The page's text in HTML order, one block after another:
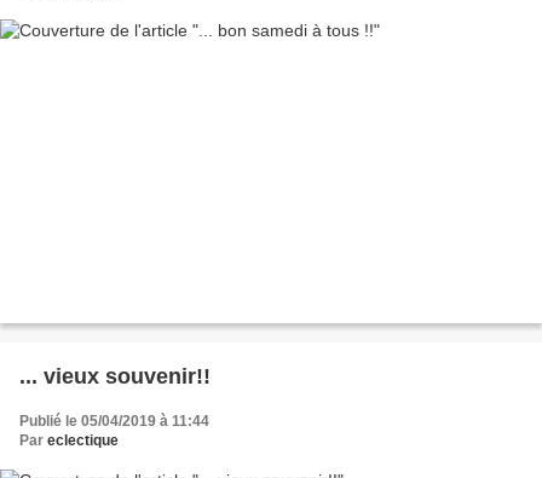
... vieux souvenir!!
Publié le 05/04/2019 à 11:44
Par eclectique